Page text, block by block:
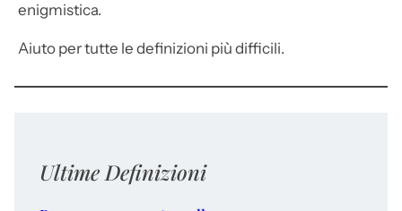
enigmistica.
Aiuto per tutte le definizioni più difficili.
Ultime Definizioni